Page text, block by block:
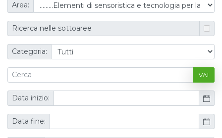
Area:
Ricerca nelle sottoaree
Categoria:
VAI
Data inizio:
Data fine: